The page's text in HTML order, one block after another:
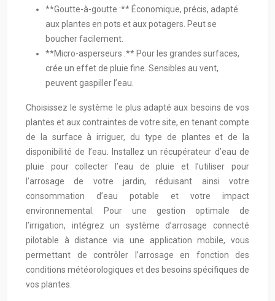
**Goutte-à-goutte :** Économique, précis, adapté
aux plantes en pots et aux potagers. Peut se
boucher facilement.
**Micro-asperseurs :** Pour les grandes surfaces,
crée un effet de pluie fine. Sensibles au vent,
peuvent gaspiller l’eau.
Choisissez le système le plus adapté aux besoins de vos
plantes et aux contraintes de votre site, en tenant compte
de la surface à irriguer, du type de plantes et de la
disponibilité de l’eau. Installez un récupérateur d’eau de
pluie pour collecter l’eau de pluie et l’utiliser pour
l’arrosage de votre jardin, réduisant ainsi votre
consommation d’eau potable et votre impact
environnemental. Pour une gestion optimale de
l’irrigation, intégrez un système d’arrosage connecté
pilotable à distance via une application mobile, vous
permettant de contrôler l’arrosage en fonction des
conditions météorologiques et des besoins spécifiques de
vos plantes.